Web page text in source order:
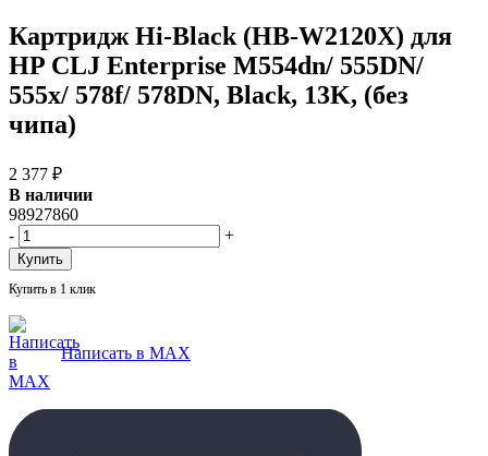
Картридж Hi-Black (HB-W2120X) для
HP CLJ Enterprise M554dn/ 555DN/
555x/ 578f/ 578DN, Black, 13K, (без
чипа)
2 377 ₽
В наличии
98927860
-
+
Купить в 1 клик
Написать в MAX